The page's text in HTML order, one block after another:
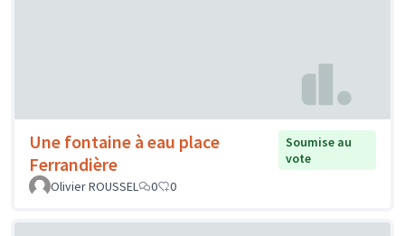
Une fontaine à eau place
Ferrandière
Soumise au
vote
Olivier ROUSSEL
0 0